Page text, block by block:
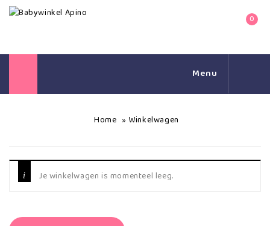
0
Menu
Home » Winkelwagen
Je winkelwagen is momenteel leeg.